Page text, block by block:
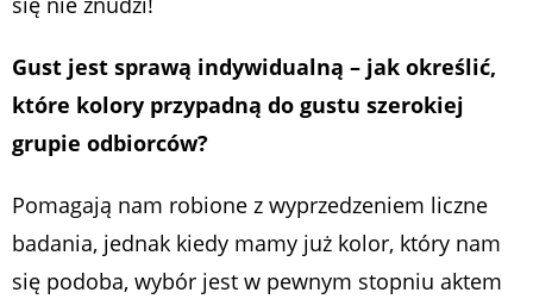
Gust jest sprawą indywidualną – jak określić,
które kolory przypadną do gustu szerokiej
grupie odbiorców?
Pomagają nam robione z wyprzedzeniem liczne
badania, jednak kiedy mamy już kolor, który nam
się podoba, wybór jest w pewnym stopniu aktem